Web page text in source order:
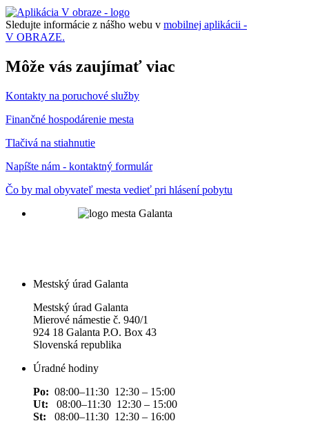
Sledujte informácie z nášho webu v mobilnej aplikácii -
V OBRAZE.
Môže vás zaujímať viac
Kontakty na poruchové služby
Finančné hospodárenie mesta
Tlačivá na stiahnutie
Napíšte nám - kontaktný formulár
Čo by mal obyvateľ mesta vedieť pri hlásení pobytu
Mestský úrad Galanta
Mestský úrad Galanta
Mierové námestie č. 940/1
924 18 Galanta P.O. Box 43
Slovenská republika
Úradné hodiny
Po: 08:00–11:30 12:30 – 15:00
Ut: 08:00–11:30 12:30 – 15:00
St: 08:00–11:30 12:30 – 16:00